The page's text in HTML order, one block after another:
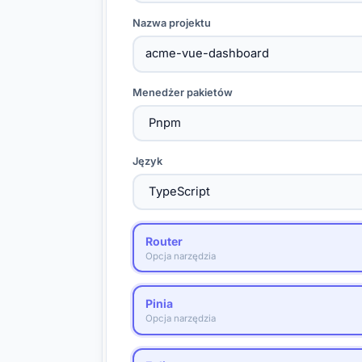
Nazwa projektu
Menedżer pakietów
Język
Router
Opcja narzędzia
Pinia
Opcja narzędzia